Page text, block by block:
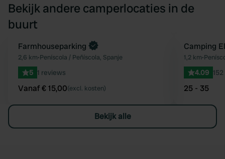
Bekijk andere camperlocaties in de
buurt
Favoriet
Boek direct
Farmhouseparking
2,6 km•Peníscola / Peñíscola, Spanje
5 1 reviews
Vanaf € 15,00(excl. kosten)
Camping
1,2 km•
4.09
25 - 35
Bekijk alle